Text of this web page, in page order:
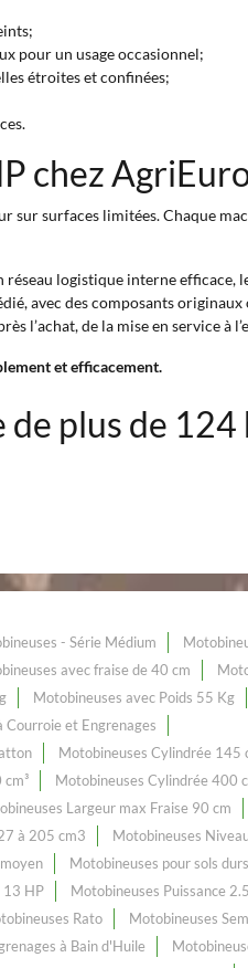
pour un usage occasionnel;
étroites et confinées;
chez
sur surfaces limitées. Chaque
logistique interne efficace,
avec des composants
l’achat, de la mise en service à
et efficacement.
de plus de 124
- Série Médium
avec fraise de 40 cm
Motobineuses avec Poids 55 Kg
Courroie et Engrenages
Motobineuses Cylindrée 145
Motobineuses Cylindrée 400
Largeur max Fraise 90 cm
à 205 cm3
Motobineuses
Motobineuses pour sols
13 HP Motobineuses Puissance
Rato
Motobineuses
à Bain d'Huile